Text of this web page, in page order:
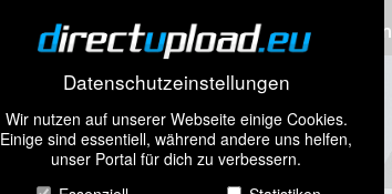
Datenschutzeinstellungen
Wir nutzen auf unserer Webseite einige Cookies.
Einige sind essentiell, während andere uns helfen,
unser Portal für dich zu verbessern.
Bilder hochladen